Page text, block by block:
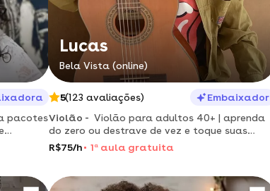
pacotes
Lucas
Bela Vista (online)
5(123 avaliações)
Embaixador
Violão - Violão para adultos 40+ | aprenda
do zero ou destrave de vez e toque suas
músicas preferidas com segurança.
R$75/h 1 a aula gratuita